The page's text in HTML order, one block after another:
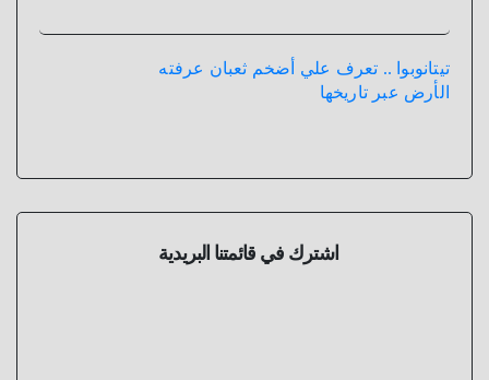
تيتانوبوا .. تعرف علي أضخم ثعبان عرفته
الأرض عبر تاريخها
اشترك في قائمتنا البريدية